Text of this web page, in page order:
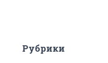
Рубрики